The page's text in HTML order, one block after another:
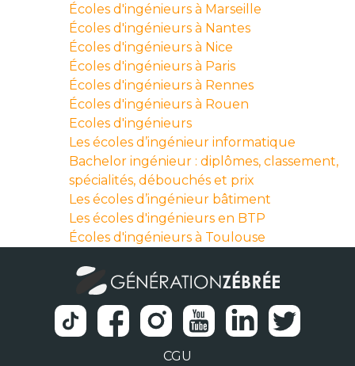
Écoles d'ingénieurs à Marseille
Écoles d'ingénieurs à Nantes
Écoles d'ingénieurs à Nice
Écoles d'ingénieurs à Paris
Écoles d'ingénieurs à Rennes
Écoles d'ingénieurs à Rouen
Ecoles d'ingénieurs
Les écoles d’ingénieur informatique
Bachelor ingénieur : diplômes, classement,
spécialités, débouchés et prix
Les écoles d’ingénieur bâtiment
Les écoles d'ingénieurs en BTP
Écoles d'ingénieurs à Toulouse
CGU